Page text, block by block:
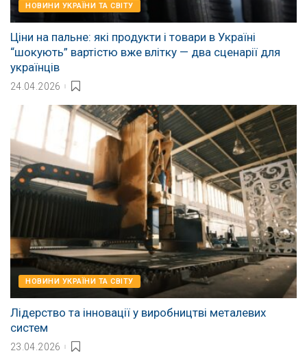
НОВИНИ УКРАЇНИ ТА СВІТУ
Ціни на пальне: які продукти і товари в Україні
“шокують” вартістю вже влітку — два сценарії для
українців
24.04.2026
НОВИНИ УКРАЇНИ ТА СВІТУ
Лідерство та інновації у виробництві металевих
систем
23.04.2026